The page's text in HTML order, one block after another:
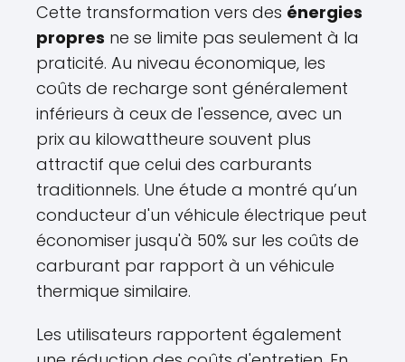
Cette transformation vers des énergies
propres ne se limite pas seulement à la
praticité. Au niveau économique, les
coûts de recharge sont généralement
inférieurs à ceux de l'essence, avec un
prix au kilowattheure souvent plus
attractif que celui des carburants
traditionnels. Une étude a montré qu’un
conducteur d'un véhicule électrique peut
économiser jusqu'à 50% sur les coûts de
carburant par rapport à un véhicule
thermique similaire.
Les utilisateurs rapportent également